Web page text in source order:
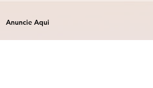
Anuncie Aqui